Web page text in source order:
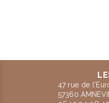
47 rue de
57360